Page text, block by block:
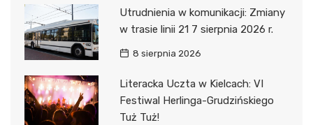
Utrudnienia w komunikacji: Zmiany
w trasie linii 21 7 sierpnia 2026 r.
8 sierpnia 2026
Literacka Uczta w Kielcach: VI
Festiwal Herlinga-Grudzińskiego
Tuż Tuż!